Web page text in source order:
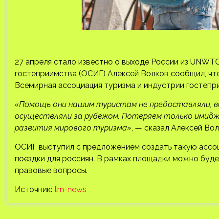
27 апреля стало известно о выходе России из
гостеприимства (ОСИГ) Алексей Волков сообщил,
Всемирная ассоциация туризма и индустрии
«Помощь они нашим туристам не предоставляли,
осуществляли за рубежом. Потеряем только
развития мирового туризма», — сказал Алексей
ОСИГ выступил с предложением создать такую
поездки для россиян. В рамках площадки можно
правовые вопросы.
Источник: trn-news